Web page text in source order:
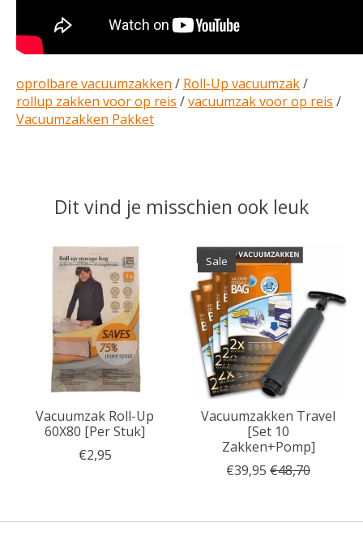
oprolbare vacuumzakken / Roll-Up vacuumzak/
rollup zakken voor op reis /vacuumzak voor op reis /
Vacuumzakken Pakket
Dit vind je misschien ook leuk
Items van productcarrousel
Vacuumzak Roll-Up
60X80 [Per Stuk]
€2,95
Sale
Vacuumzakken Travel
[Set 10
Zakken+Pomp]
€39,95 €48,70